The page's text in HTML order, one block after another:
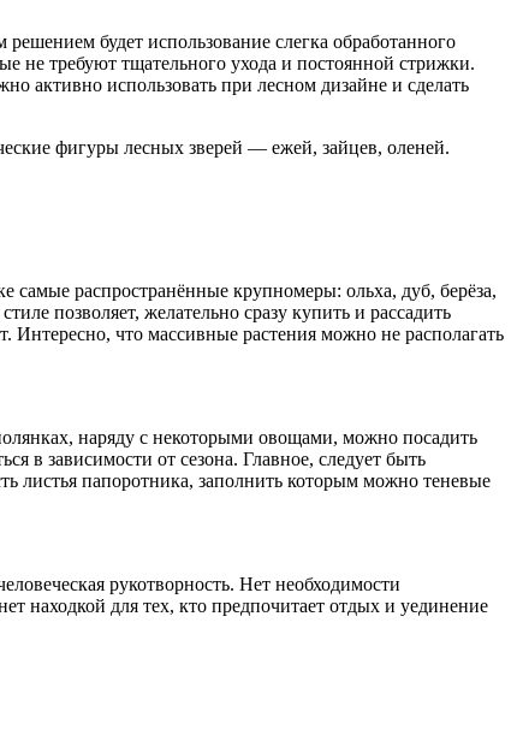
будет использование слегка обработанного
не требуют тщательного ухода и постоянной стрижки.
активно использовать при лесном дизайне и сделать
фигуры лесных зверей — ежей, зайцев, оленей.
самые распространённые крупномеры: ольха, дуб, берёза,
позволяет, желательно сразу купить и рассадить
Интересно, что массивные растения можно не располагать
наряду с некоторыми овощами, можно посадить
в зависимости от сезона. Главное, следует быть
листья папоротника, заполнить которым можно теневые
рукотворность. Нет необходимости
находкой для тех, кто предпочитает отдых и уединение